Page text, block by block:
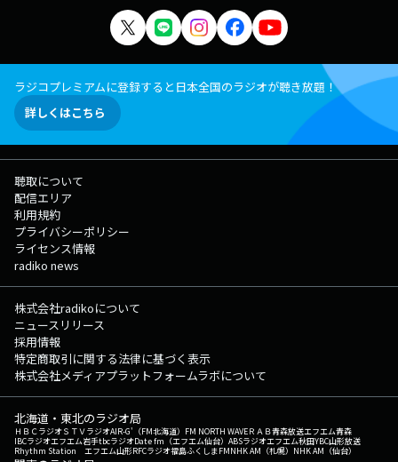
シュタグは「#ツダスピ」 Xアカウントは「@tsuda_speaking」
ラジコプレミアムに登録すると日本全国のラジオが聴き放題！
詳しくはこちら
聴取について
配信エリア
利用規約
プライバシーポリシー
ライセンス情報
radiko news
株式会社radikoについて
ニュースリリース
採用情報
特定商取引に関する法律に基づく表示
株式会社メディアプラットフォームラボについて
北海道・東北のラジオ局
ＨＢＣラジオＳＴＶラジオAIR-G'（FM北海道） FM NORTH WAVEＲＡＢ青森放送エフエム青森
IBCラジオエフエム岩手tbcラジオDate fm（エフエム仙台） ABSラジオエフエム秋田YBC山形放送
Rhythm Station エフエム山形RFCラジオ福島ふくしまFMNHK AM（札幌） NHK AM（仙台）